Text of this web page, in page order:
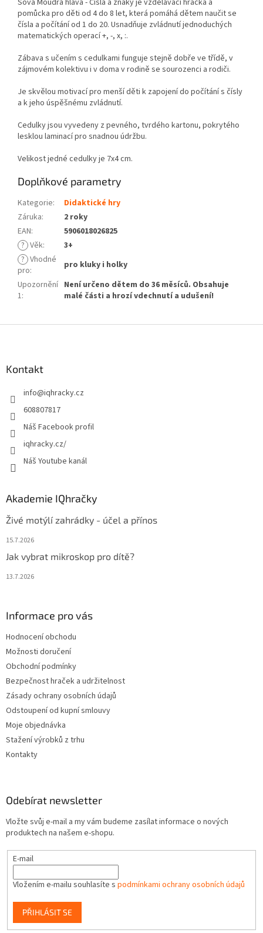
Sova Moudrá hlava - Čísla a znaky je vzdělávací hračka a
pomůcka pro děti od 4 do 8 let, která pomáhá dětem naučit se
čísla a počítání od 1 do 20. Usnadňuje zvládnutí jednoduchých
matematických operací +, -, x, :.
Zábava s učením s cedulkami funguje stejně dobře ve třídě, v
zájmovém kolektivu i v doma v rodině se sourozenci a rodiči.
Je skvělou motivací pro menší děti k zapojení do počítání s čísly
a k jeho úspěšnému zvládnutí.
Cedulky jsou vyvedeny z pevného, tvrdého kartonu, pokrytého
lesklou laminací pro snadnou údržbu.
Velikost jedné cedulky je 7x4 cm.
Doplňkové parametry
Kategorie:
Didaktické hry
Záruka:
2 roky
EAN:
5906018026825
? Věk:
3+
? Vhodné
pro:
pro kluky i holky
Upozornění
1:
Není určeno dětem do 36 měsíců. Obsahuje
malé části a hrozí vdechnutí a udušení!
Kontakt
info@iqhracky.cz
608807817
Náš Facebook profil
iqhracky.cz/
Náš Youtube kanál
Akademie IQhračky
Živé motýlí zahrádky - účel a přínos
15.7.2026
Jak vybrat mikroskop pro dítě?
13.7.2026
Informace pro vás
Hodnocení obchodu
Možnosti doručení
Obchodní podmínky
Bezpečnost hraček a udržitelnost
Zásady ochrany osobních údajů
Odstoupení od kupní smlouvy
Moje objednávka
Stažení výrobků z trhu
Kontakty
Odebírat newsletter
Vložte svůj e-mail a my vám budeme zasílat informace o nových
produktech na našem e-shopu.
E-mail
Vložením e-mailu souhlasíte s podmínkami ochrany osobních údajů
PŘIHLÁSIT SE